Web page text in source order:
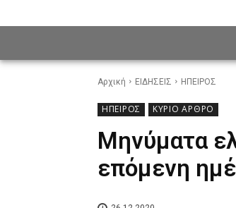
Αρχική ΕΙΔΗΣΕΙΣ ΗΠΕΙΡΟΣ
ΗΠΕΙΡΟΣ ΚΥΡΙΟ ΑΡΘΡΟ
Μηνύματα
επόμενη